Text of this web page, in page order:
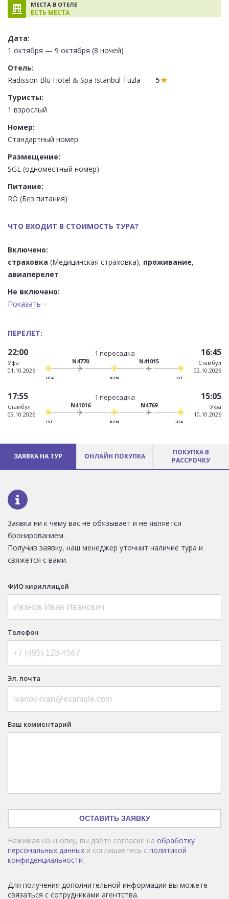
МЕСТА В ОТЕЛЕ
ЕСТЬ МЕСТА
Дата:
1 октября — 9 октября (8 ночей)
Отель:
Radisson Blu Hotel & Spa Istanbul Tuzla
5
Туристы:
1 взрослый
Номер:
Стандартный номер
Размещение:
SGL (одноместный номер)
Питание:
RO (Без питания)
ЧТО ВХОДИТ В СТОИМОСТЬ ТУРА?
Включено:
страховка (Медицинская страховка), проживание,
авиаперелет
Не включено:
Показать
ПЕРЕЛЕТ:
22:00
Уфа
01.10.2026
1 пересадка
N4770 N41015
UFA KZN IST
16:45
Стамбул
02.10.2026
17:55
Стамбул
09.10.2026
1 пересадка
N41016 N4769
IST KZN UFA
15:05
Уфа
10.10.2026
ЗАЯВКА НА ТУР ОНЛАЙН ПОКУПКА
ПОКУПКА В
РАССРОЧКУ
Заявка ни к чему вас не обязывает и не является
бронированием.
Получив заявку, наш менеджер уточнит наличие тура и
свяжется с вами.
ФИО кириллицей
Телефон
Эл. почта
Ваш комментарий
ОСТАВИТЬ ЗАЯВКУ
Нажимая на кнопку, вы даёте согласие на обработку
персональных данных и соглашаетесь с политикой
конфиденциальности.
Для получения дополнительной информации вы можете
связаться с сотрудниками агентства.